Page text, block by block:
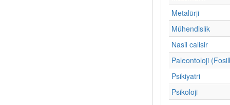
Metalürji
Mühendislik
Nasil calisir
Paleontoloji
Psikiyatri
Psikoloji